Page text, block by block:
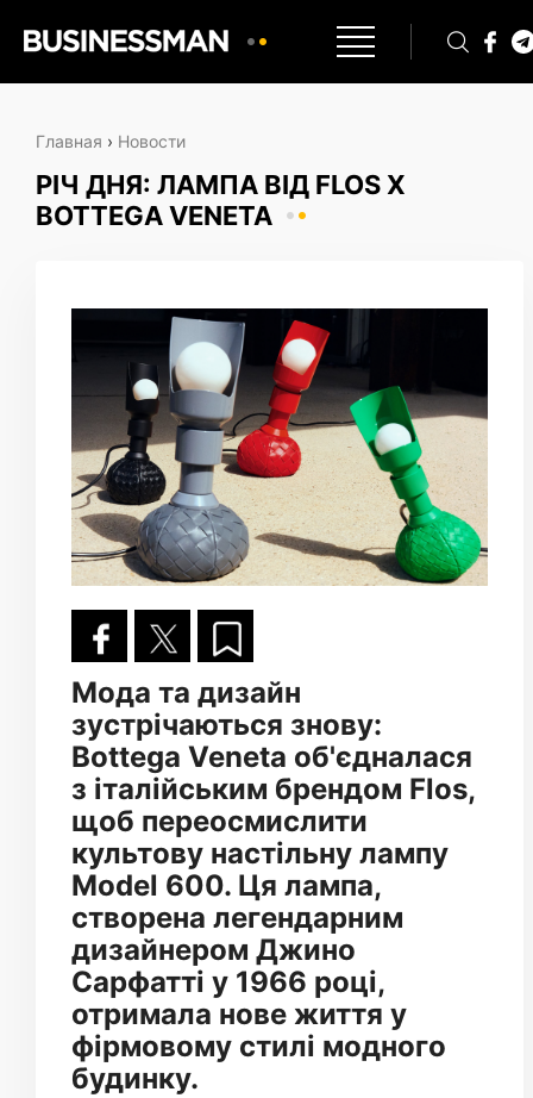
Главная › Новости
РІЧ ДНЯ: ЛАМПА ВІД FLOS X
BOTTEGA VENETA
Мода та дизайн
зустрічаються знову:
Bottega Veneta об'єдналася
з італійським брендом Flos,
щоб переосмислити
культову настільну лампу
Model 600. Ця лампа,
створена легендарним
дизайнером Джино
Сарфатті у 1966 році,
отримала нове життя у
фірмовому стилі модного
будинку.